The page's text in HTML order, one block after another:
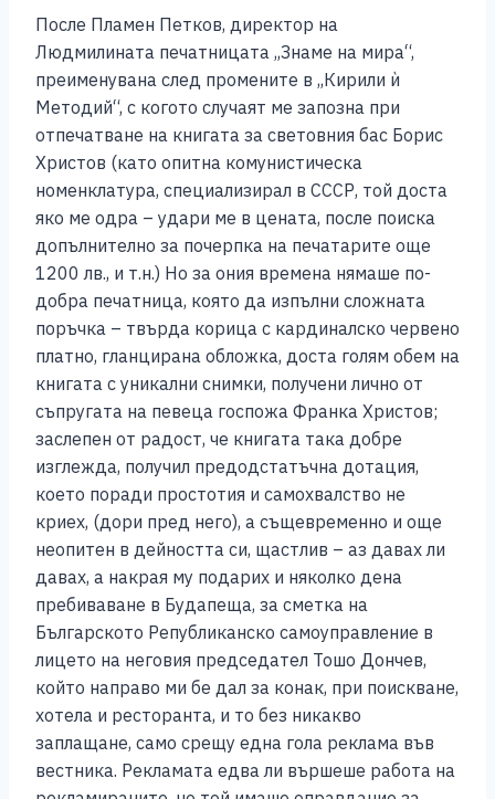
После Пламен Петков, директор на
Людмилината печатницата ,,Знаме на мира“,
преименувана след промените в ,,Кирили ѝ
Методий“, с когото случаят ме запозна при
отпечатване на книгата за световния бас Борис
Христов (като опитна комунистическа
номенклатура, специализирал в СССР, той доста
яко ме одра – удари ме в цената, после поиска
допълнително за почерпка на печатарите още
1200 лв., и т.н.) Но за ония времена нямаше по-
добра печатница, която да изпълни сложната
поръчка – твърда корица с кардиналско червено
платно, гланцирана обложка, доста голям обем на
книгата с уникални снимки, получени лично от
съпругата на певеца госпожа Франка Христов;
заслепен от радост, че книгата така добре
изглежда, получил предодстатъчна дотация,
което поради простотия и самохвалство не
криех, (дори пред него), а същевременно и още
неопитен в дейността си, щастлив – аз давах ли
давах, а накрая му подарих и няколко дена
пребиваване в Будапеща, за сметка на
Българското Републиканско самоуправление в
лицето на неговия председател Тошо Дончев,
който направо ми бе дал за конак, при поискване,
хотела и ресторанта, и то без никакво
заплащане, само срещу една гола реклама във
вестника. Рекламата едва ли вършеше работа на